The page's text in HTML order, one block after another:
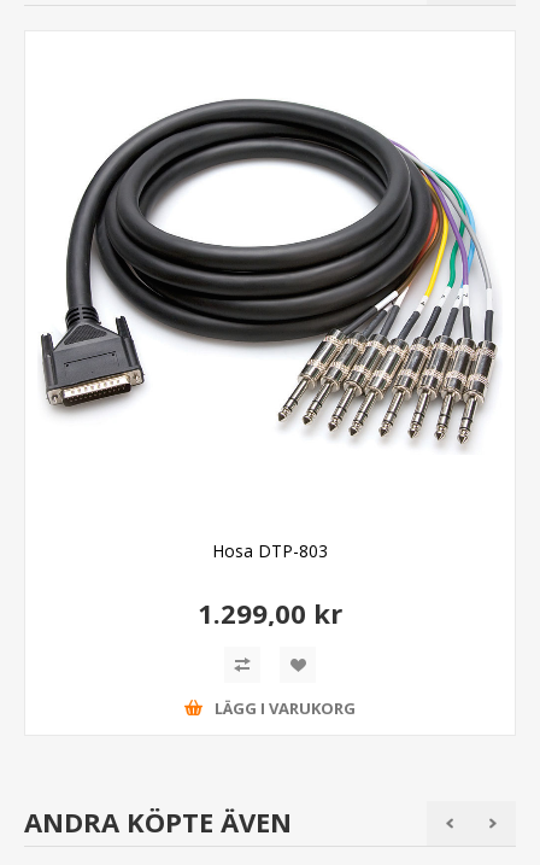
Hosa DTP-803
1.299,00 kr
LÄGG I VARUKORG
ANDRA KÖPTE ÄVEN